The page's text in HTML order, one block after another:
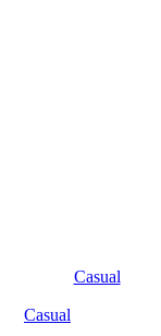
Casual
Casual